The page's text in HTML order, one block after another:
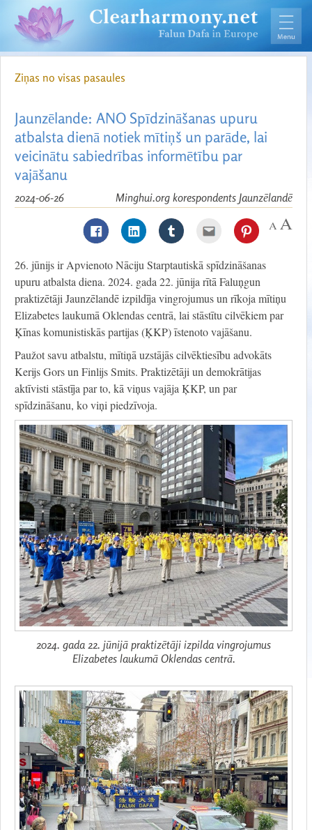
Ziņas no visas pasaules
Jaunzēlande: ANO Spīdzināšanas upuru
atbalsta dienā notiek mītiņš un parāde, lai
veicinātu sabiedrības informētību par
vajāšanu
Minghui.org korespondents Jaunzēlandē
2024-06-26
26. jūnijs ir Apvienoto Nāciju Starptautiskā spīdzināšanas
upuru atbalsta diena. 2024. gada 22. jūnija rītā Faluņgun
praktizētāji Jaunzēlandē izpildīja vingrojumus un rīkoja mītiņu
Elizabetes laukumā Oklendas centrā, lai stāstītu cilvēkiem par
Ķīnas komunistiskās partijas (ĶKP) īstenoto vajāšanu.
Paužot savu atbalstu, mītiņā uzstājās cilvēktiesību advokāts
Kerijs Gors un Finlijs Smits. Praktizētāji un demokrātijas
aktīvisti stāstīja par to, kā viņus vajāja ĶKP, un par
spīdzināšanu, ko viņi piedzīvoja.
2024. gada 22. jūnijā praktizētāji izpilda vingrojumus
Elizabetes laukumā Oklendas centrā.